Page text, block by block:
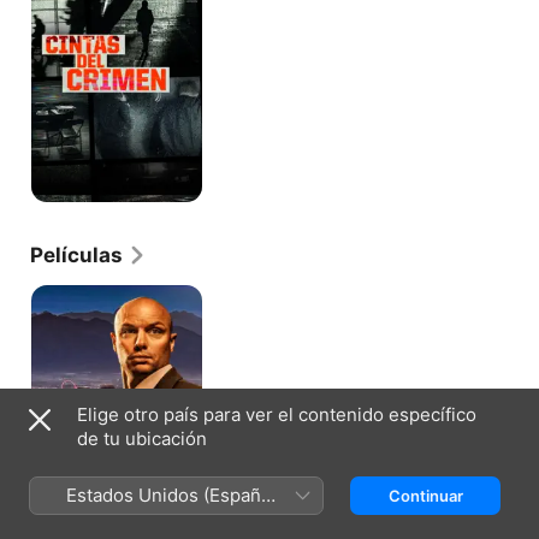
Películas
Venganza
por
la
ley
Elige otro país para ver el contenido específico
de tu ubicación
Estados Unidos (Español
México)
Continuar